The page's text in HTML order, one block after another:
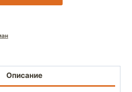
Описание